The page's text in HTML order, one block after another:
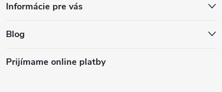
Informácie pre vás
Blog
Prijímame online platby